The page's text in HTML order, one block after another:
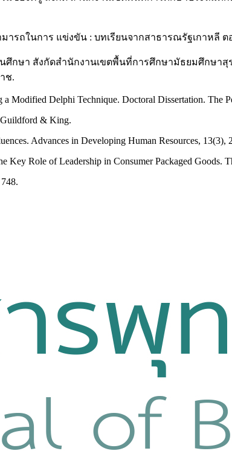
ในการ แข่งขัน : บทเรียนจากสาธารณรัฐเกาหลี ตอน
นศึกษา สังกัดสำนักงานเขตพื้นที่การศึกษามัธยมศึก
ช.
Modified Delphi Technique. Doctoral Dissertation. The
Guildford & King.
Advances in Developing Human Resources, 13(3),
Role of Leadership in Consumer Packaged Goods.